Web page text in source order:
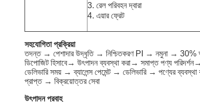
3. রেল পরিবহন দ্বারা
4. এয়ার ফ্রেট
সহযোগিতা প্রক্রিয়া
তদন্ত → পেশাদার উদ্ধৃতি → নিশ্চিতকরণ PI → নমুনা → 30%
ডিপোজিট হিসাবে→ উৎপাদন ব্যবস্থা করা→ সমাপ্ত পণ্য পরিদর্শন→
ডেলিভারি সময় → ব্যালেন্স পেমেন্ট → ডেলিভারি → পণ্যের
প্রাপ্ত → বিক্রয়োত্তর সেবা
উৎপাদন প্রবাহ